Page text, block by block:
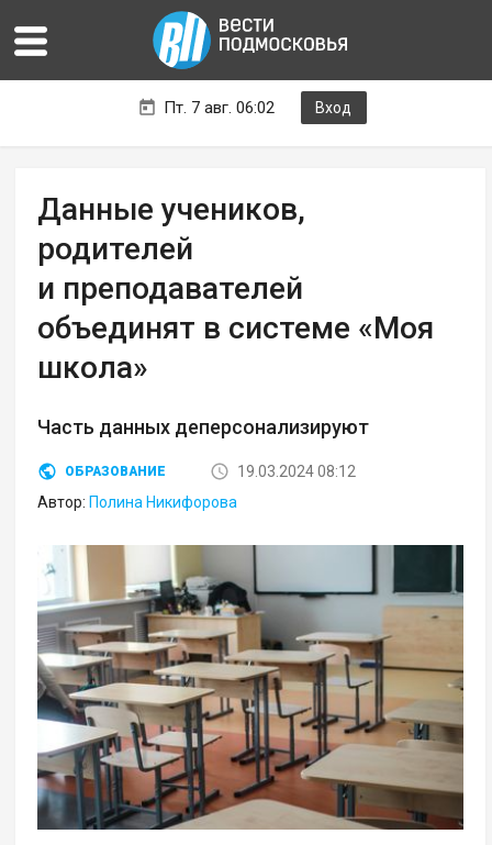
Пт. 7 авг. 06:02 Вход
Данные учеников,
родителей
и преподавателей
объединят в системе «Моя
школа»
Часть данных деперсонализируют
ОБРАЗОВАНИЕ
19.03.2024 08:12
Автор: Полина Никифорова